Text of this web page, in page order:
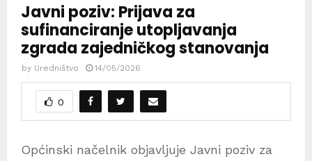
Javni poziv: Prijava za
sufinanciranje utopljavanja
zgrada zajedničkog stanovanja
by Uredništvo 14/05/2026
0
Općinski načelnik objavljuje Javni poziv za